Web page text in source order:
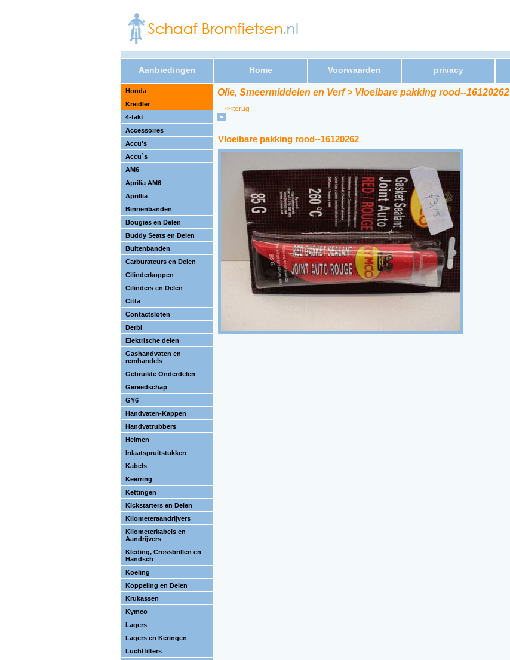
Aanbiedingen Home Voorwaarden privacy
Honda
Kreidler
4-takt
Accessoires
Accu's
Accu`s
AM6
Aprilia AM6
Aprillia
Binnenbanden
Bougies en Delen
Buddy Seats en Delen
Buitenbanden
Carburateurs en Delen
Cilinderkoppen
Cilinders en Delen
Citta
Contactsloten
Derbi
Elektrische delen
Gashandvaten en
remhandels
Gebruikte Onderdelen
Gereedschap
GY6
Handvaten-Kappen
Handvatrubbers
Helmen
Inlaatspruitstukken
Kabels
Keerring
Kettingen
Kickstarters en Delen
Kilometeraandrijvers
Kilometerkabels en
Aandrijvers
Kleding, Crossbrillen en
Handsch
Koeling
Koppeling en Delen
Krukassen
Kymco
Lagers
Lagers en Keringen
Luchtfilters
Olie, Smeermiddelen en Verf > Vloeibare pakking rood--16120262
<<terug
Vloeibare pakking rood--16120262